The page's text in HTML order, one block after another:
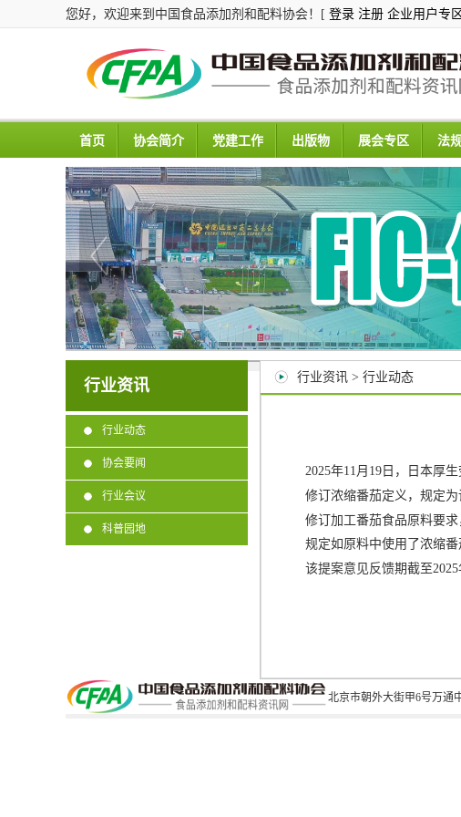
您好，欢迎来到中国食品添加剂和配料协会！[ 登录 注册 企业用户专区
首页 协会简介 党建工作 出版物 展会专区 法
行业资讯
行业动态
协会要闻
行业会议
科普园地
行业资讯 > 行业动态
2025年11月 19 日，日本厚
修订浓缩番茄定义，规定为
修订加工番茄食品原料要
规定如原料中使用了浓缩
该提案意见反馈期截至2025
北京市朝外大街甲6号万通